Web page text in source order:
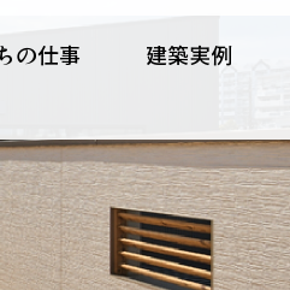
の仕事 建築実例